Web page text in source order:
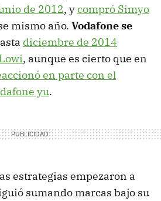
de 2012, ycompró Simyo
mismo año. Vodafone se
diciembre de 2014
, aunque es cierto que en
en parte con el
yu.
estrategias empezaron a
sumando marcas bajo su